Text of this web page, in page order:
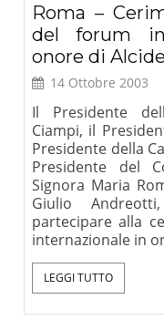
Roma –
del forum
onore di
14 Ottobre 2003
Il Presidente
Ciampi, il
Presidente della
Presidente del
Signora Maria
Giulio
partecipare alla
internazionale in
LEGGI TUTTO